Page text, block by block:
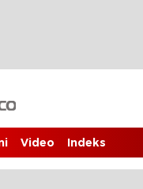
Video Indeks